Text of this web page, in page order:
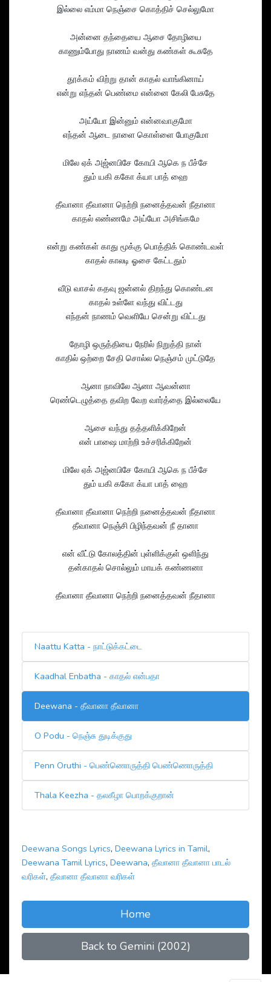
இல்லை எம்மா நெஞ்சை கொத்திச் செல்லுமோ
அன்னை தந்தையை ஆசை தோழியை
காணும்போது நாணம் வன்து கண்கள் கூசுதே
தூக்கம் விற்று தான் காதல் வாங்கினாய்
என்று எந்தன் பெண்மை என்னை கேலி பேசுதே
அய்யோ இன்னும் என்னவாகுமோ
எந்தன் ஆடை நாளை கொள்ளை போகுமோ
மிலே ஏக் அஜ்னபிசே கோயி ஆகெ ந பீச்சே
தும் யகி ககோ க்யா பாத் ஹை
தீவானா தீவானா நெற்றி நனைத்தவன் நீதானா
காதல் எண்ணமே அய்யோ அசிங்கமே
என்று கண்கள் காது மூக்கு பொத்திக் கொண்டவள்
காதல் காலடி ஓசை கேட்டதும்
வீடு வாசல் கதவு ஜன்னல் திறந்து கொண்டன
காதல் உள்ளே வந்து விட்டது
எந்தன் நாணம் வெளியே சென்று விட்டது
தோழி ஒருத்தியை நேரில் நிறுத்தி நான்
காதில் ஒற்றை சேதி சொல்ல நெஞ்சம் முட்டுதே
ஆனா நாவிலே ஆனா ஆவன்னா
ரெண்டெழுத்தை தவிற வேற வார்த்தை இல்லையே
ஆசை வந்து தத்தளிக்கிறேன்
என் பாஷை மாற்றி உச்சரிக்கிறேன்
மிலே ஏக் அஜ்னபிசே கோயி ஆகெ ந பீச்சே
தும் யகி ககோ க்யா பாத் ஹை
தீவானா தீவானா நெற்றி நனைத்தவன் நீதானா
தீவானா நெஞ்சி பிழிந்தவன் நீ தானா
என் வீட்டு கோலத்தின் புள்ளிக்குள் ஒளிந்து
தன்காதல் சொல்லும் மாயக் கண்ணனா
தீவானா தீவானா நெற்றி நனைத்தவன் நீதானா
Naattu Katta - நாட்டுக்கட்டை
Kaadhal Enbatha - காதல் என்பதா
Deewana - தீவானா தீவானா
O Podu - நெஞ்சு துடிக்குது
Penn Oruthi - பெண்ணொருத்தி பெண்ணொருத்தி
Thala Keezha - தலகீழா பொறக்குறான்
Deewana Songs Lyrics, Deewana Lyrics in Tamil,
Deewana Tamil Lyrics, Deewana, தீவானா தீவானா பாடல்
வரிகள், தீவானா தீவானா வரிகள்
Home
Back to Gemini (2002)